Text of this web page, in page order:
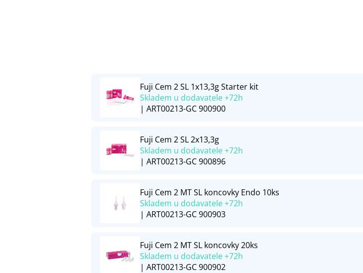
Fuji Cem 2 SL 1x13,3g Starter kit
Skladem u dodavatele +72h
| ART00213-GC 900900
Fuji Cem 2 SL 2x13,3g
Skladem u dodavatele +72h
| ART00213-GC 900896
Fuji Cem 2 MT SL koncovky Endo 10ks
Skladem u dodavatele +72h
| ART00213-GC 900903
Fuji Cem 2 MT SL koncovky 20ks
Skladem u dodavatele +72h
| ART00213-GC 900902